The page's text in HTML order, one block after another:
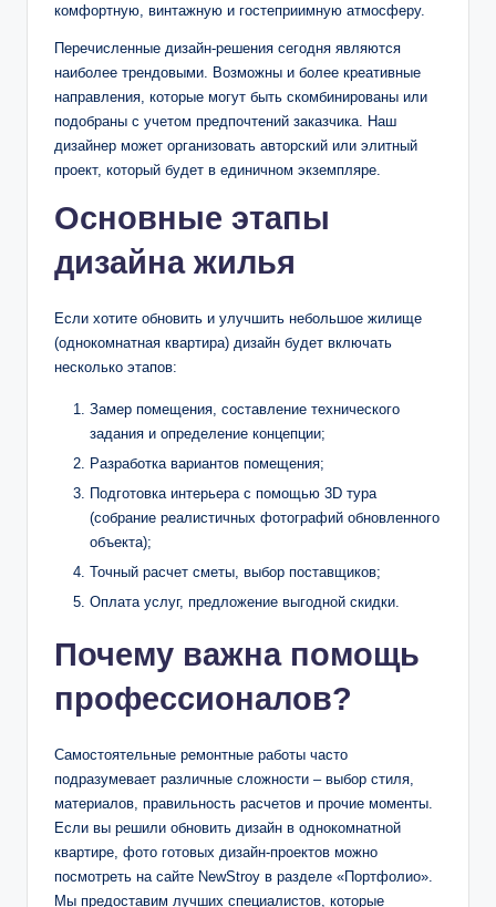
комфортную, винтажную и гостеприимную атмосферу.
Перечисленные дизайн-решения сегодня являются
наиболее трендовыми. Возможны и более креативные
направления, которые могут быть скомбинированы или
подобраны с учетом предпочтений заказчика. Наш
дизайнер может организовать авторский или элитный
проект, который будет в единичном экземпляре.
Основные этапы
дизайна жилья
Если хотите обновить и улучшить небольшое жилище
(однокомнатная квартира) дизайн будет включать
несколько этапов:
Замер помещения, составление технического
задания и определение концепции;
Разработка вариантов помещения;
Подготовка интерьера с помощью 3D тура
(собрание реалистичных фотографий обновленного
объекта);
Точный расчет сметы, выбор поставщиков;
Оплата услуг, предложение выгодной скидки.
Почему важна помощь
профессионалов?
Самостоятельные ремонтные работы часто
подразумевает различные сложности – выбор стиля,
материалов, правильность расчетов и прочие моменты.
Если вы решили обновить дизайн в однокомнатной
квартире, фото готовых дизайн-проектов можно
посмотреть на сайте NewStroy в разделе «Портфолио».
Мы предоставим лучших специалистов, которые